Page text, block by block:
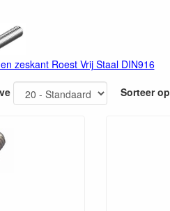
zeskant Roest Vrij Staal DIN916
Sorteer op